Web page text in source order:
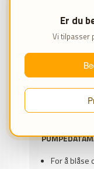
Er du
Vi tilpasser
Sikker
Gir
Garantert
Buret er
Produsert i
Kan
For å blåse